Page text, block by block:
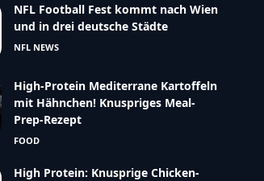
NFL Football Fest kommt nach Wien
und in drei deutsche Städte
NFL NEWS
High-Protein Mediterrane Kartoffeln
mit Hähnchen! Knuspriges Meal-
Prep-Rezept
FOOD
High Protein: Knusprige Chicken-